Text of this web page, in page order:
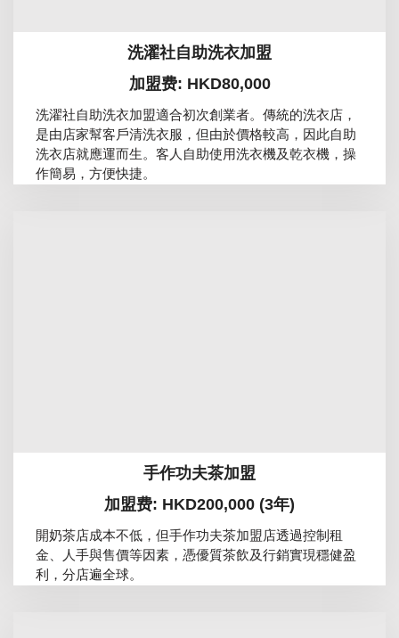
洗濯社自助洗衣加盟
加盟费: HKD80,000
洗濯社自助洗衣加盟適合初次創業者。傳統的洗衣店，
是由店家幫客戶清洗衣服，但由於價格較高，因此自助
洗衣店就應運而生。客人自助使用洗衣機及乾衣機，操
作簡易，方便快捷。
手作功夫茶加盟
加盟费: HKD200,000 (3年)
開奶茶店成本不低，但手作功夫茶加盟店透過控制租
金、人手與售價等因素，憑優質茶飲及行銷實現穩健盈
利，分店遍全球。